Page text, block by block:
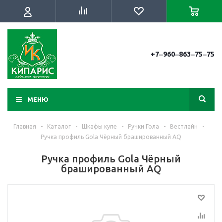
+7‒960‒863‒75‒75
МЕНЮ
Главная - Каталог - Шкафы купе - Ручки Гола - Вестлайн
-
Ручка профиль Gola Чёрный брашированный AQ
Ручка профиль Gola Чёрный
брашированный AQ